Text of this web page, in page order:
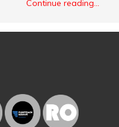
Continue reading...